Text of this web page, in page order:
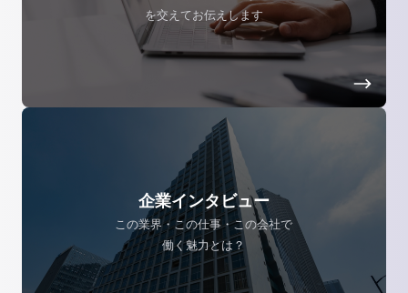
を交えてお伝えします
企業インタビュー
この業界・この仕事・この会社で
働く魅力とは？